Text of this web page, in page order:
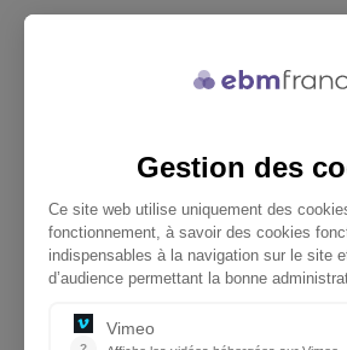
connaissances médicales gratuite
adaptée à la pratique de la médecine